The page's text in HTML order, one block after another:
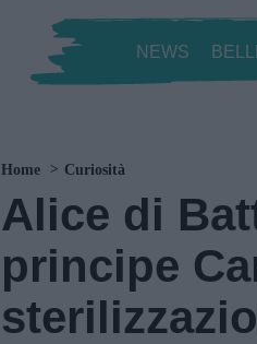
NEWS
Home Curiosità
Alice di
principe